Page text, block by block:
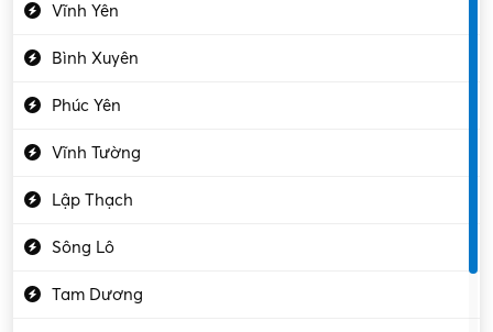
Vĩnh Yên
Bình Xuyên
Phúc Yên
Vĩnh Tường
Lập Thạch
Sông Lô
Tam Dương